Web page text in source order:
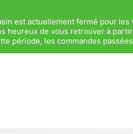
est actuellement fermé pour les
heureux de vous retrouver à
période, les commandes